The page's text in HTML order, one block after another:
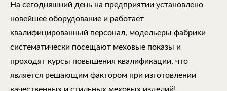
На сегодняшний день на предприятии установлено
новейшее оборудование и работает
квалифицированный персонал, модельеры фабрики
систематически посещают меховые показы и
проходят курсы повышения квалификации, что
является решающим фактором при изготовлении